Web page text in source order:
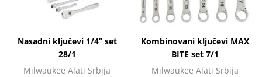
Nasadni ključevi 1/4” set
28/1
Milwaukee Alati Srbija
Kombinovani ključevi MAX
BITE set 7/1
Milwaukee Alati Srbija